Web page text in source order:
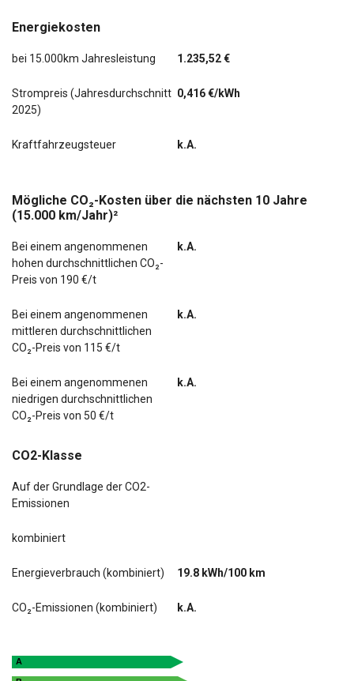
Energiekosten
bei 15.000km Jahresleistung 1.235,52 €
Strompreis (Jahresdurchschnitt
2025)
0,416 €/kWh
Kraftfahrzeugsteuer k.A.
Mögliche CO₂-Kosten über die nächsten 10 Jahre
(15.000 km/Jahr)²
Bei einem angenommenen
hohen durchschnittlichen CO₂-
Preis von 190 €/t
k.A.
Bei einem angenommenen
mittleren durchschnittlichen
CO₂-Preis von 115 €/t
k.A.
Bei einem angenommenen
niedrigen durchschnittlichen
CO₂-Preis von 50 €/t
k.A.
CO2-Klasse
Auf der Grundlage der CO2-
Emissionen
kombiniert
Energieverbrauch (kombiniert) 19.8 kWh/100 km
CO₂-Emissionen (kombiniert) k.A.
A